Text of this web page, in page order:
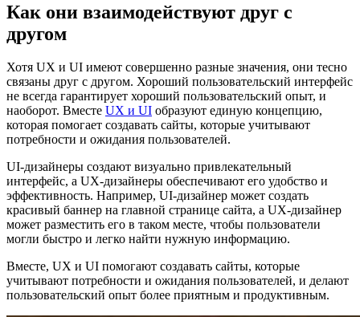
Как они взаимодействуют друг с
другом
Хотя UX и UI имеют совершенно разные значения, они тесно
связаны друг с другом. Хороший пользовательский интерфейс
не всегда гарантирует хороший пользовательский опыт, и
наоборот. Вместе UX и UI образуют единую концепцию,
которая помогает создавать сайты, которые учитывают
потребности и ожидания пользователей.
UI-дизайнеры создают визуально привлекательный
интерфейс, а UX-дизайнеры обеспечивают его удобство и
эффективность. Например, UI-дизайнер может создать
красивый баннер на главной странице сайта, а UX-дизайнер
может разместить его в таком месте, чтобы пользователи
могли быстро и легко найти нужную информацию.
Вместе, UX и UI помогают создавать сайты, которые
учитывают потребности и ожидания пользователей, и делают
пользовательский опыт более приятным и продуктивным.